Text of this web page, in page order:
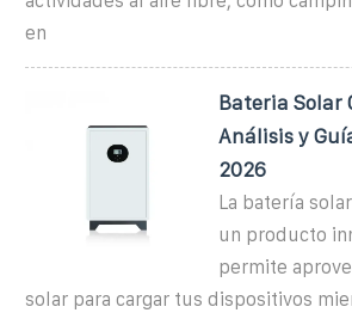
en
Bateria Solar
Análisis y
2026
La batería
un producto
permite
solar para cargar tus dispositivos